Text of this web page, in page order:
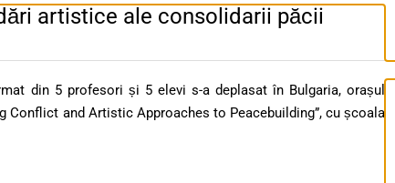
artistice ale consolidarii păcii
din 5 profesori și 5 elevi s-a deplasat în Bulgaria, orașul
Conflict and Artistic Approaches to Peacebuilding”, cu școala